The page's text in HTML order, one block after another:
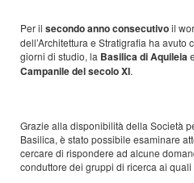
Per il secondo anno consecutivoil
dell’Architettura e Stratigrafia ha avuto
giorni di studio, la Basilica di Aquileia
Campanile del secolo XI.
Grazie alla disponibilità della Società
Basilica, è stato possibile esaminare
cercare di rispondere ad alcune
conduttore dei gruppi di ricerca ai